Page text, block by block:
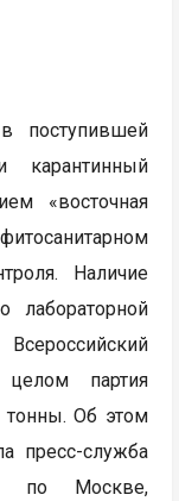
поступившей
«восточная
Наличие
лабораторной
партия
тонны. Об этом
пресс-служба
по Москве,